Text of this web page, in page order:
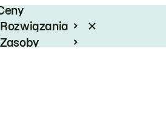
Rozwiązania
Zasoby